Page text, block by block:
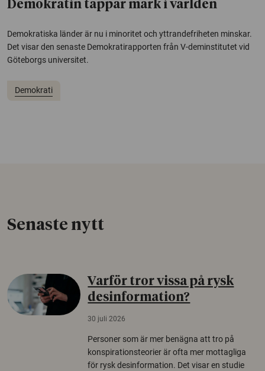
Demokratin tappar mark i världen
Demokratiska länder är nu i minoritet och yttrandefriheten minskar.
Det visar den senaste Demokratirapporten från V-deminstitutet vid
Göteborgs universitet.
Demokrati
Senaste nytt
Varför tror vissa på rysk
desinformation?
30 juli 2026
Personer som är mer benägna att tro på
konspirationsteorier är ofta mer mottagliga
för rysk desinformation. Det visar en studie